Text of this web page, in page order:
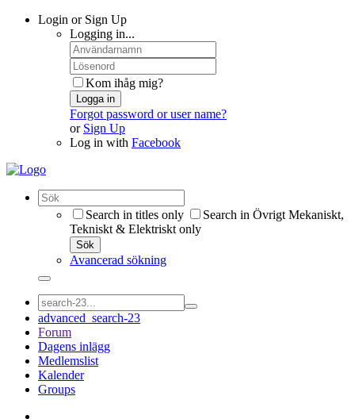
Login or Sign Up
Logging in...
Kom ihåg mig?
Logga in
Forgot password or user name?
or Sign Up
Log in with Facebook
Search in titles only
Search in Övrigt Mekaniskt,
Tekniskt & Elektriskt only
Sök
Avancerad sökning
advanced_search-23
Forum
Dagens inlägg
Medlemslist
Kalender
Groups